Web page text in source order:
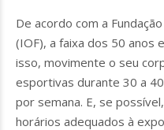
De acordo com a
(IOF), a faixa dos 50 anos
isso, movimente o seu
esportivas durante 30 a
por semana. E, se
horários adequados à